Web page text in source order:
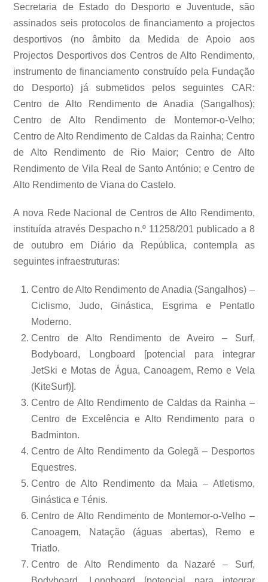
Secretaria de Estado do Desporto e Juventude, são
assinados seis protocolos de financiamento a projectos
desportivos (no âmbito da Medida de Apoio aos
Projectos Desportivos dos Centros de Alto Rendimento,
instrumento de financiamento construído pela Fundação
do Desporto) já submetidos pelos seguintes CAR:
Centro de Alto Rendimento de Anadia (Sangalhos);
Centro de Alto Rendimento de Montemor-o-Velho;
Centro de Alto Rendimento de Caldas da Rainha; Centro
de Alto Rendimento de Rio Maior; Centro de Alto
Rendimento de Vila Real de Santo António; e Centro de
Alto Rendimento de Viana do Castelo.
A nova Rede Nacional de Centros de Alto Rendimento,
instituída através Despacho n.º 11258/201 publicado a 8
de outubro em Diário da República, contempla as
seguintes infraestruturas:
Centro de Alto Rendimento de Anadia (Sangalhos) –
Ciclismo, Judo, Ginástica, Esgrima e Pentatlo
Moderno.
Centro de Alto Rendimento de Aveiro – Surf,
Bodyboard, Longboard [potencial para integrar
JetSki e Motas de Água, Canoagem, Remo e Vela
(KiteSurf)].
Centro de Alto Rendimento de Caldas da Rainha –
Centro de Excelência e Alto Rendimento para o
Badminton.
Centro de Alto Rendimento da Golegã – Desportos
Equestres.
Centro de Alto Rendimento da Maia – Atletismo,
Ginástica e Ténis.
Centro de Alto Rendimento de Montemor-o-Velho –
Canoagem, Natação (águas abertas), Remo e
Triatlo.
Centro de Alto Rendimento da Nazaré – Surf,